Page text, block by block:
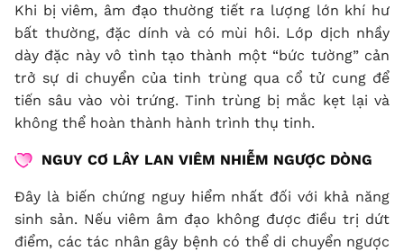
Khi bị viêm, âm đạo thường tiết ra lượng lớn khí hư
bất thường, đặc dính và có mùi hôi. Lớp dịch nhầy
dày đặc này vô tình tạo thành một “bức tường” cản
trở sự di chuyển của tinh trùng qua cổ tử cung để
tiến sâu vào vòi trứng. Tinh trùng bị mắc kẹt lại và
không thể hoàn thành hành trình thụ tinh.
NGUY CƠ LÂY LAN VIÊM NHIỄM NGƯỢC DÒNG
Đây là biến chứng nguy hiểm nhất đối với khả năng
sinh sản. Nếu viêm âm đạo không được điều trị dứt
điểm, các tác nhân gây bệnh có thể di chuyển ngược